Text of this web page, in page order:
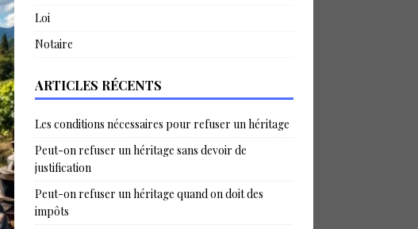
Loi
Notaire
ARTICLES RÉCENTS
Les conditions nécessaires pour refuser un héritage
Peut-on refuser un héritage sans devoir de
justification
Peut-on refuser un héritage quand on doit des
impôts